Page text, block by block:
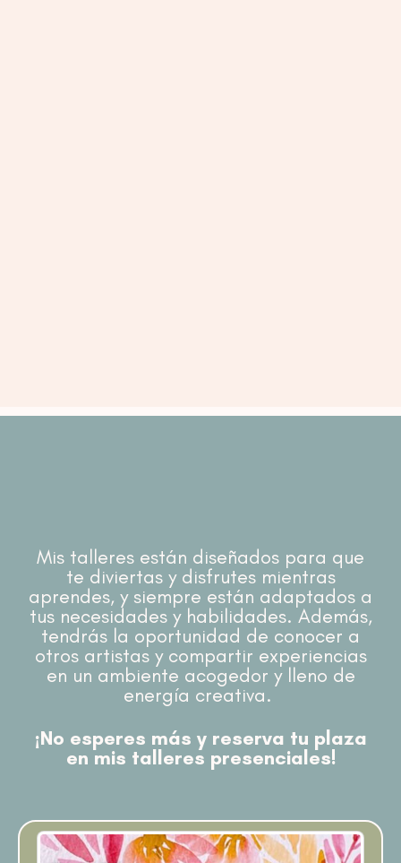
Mis talleres están diseñados para que
te diviertas y disfrutes mientras
aprendes, y siempre están adaptados a
tus necesidades y habilidades. Además,
tendrás la oportunidad de conocer a
otros artistas y compartir experiencias
en un ambiente acogedor y lleno de
energía creativa.
¡No esperes más y reserva tu plaza
en mis talleres presenciales!